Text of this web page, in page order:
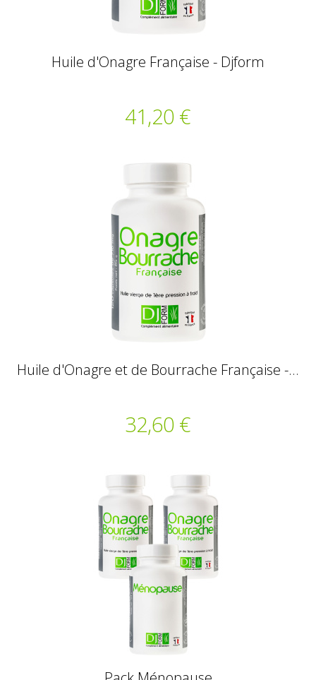
Huile d'Onagre Française - Djform
41,20 €
Huile d'Onagre et de Bourrache Française -...
32,60 €